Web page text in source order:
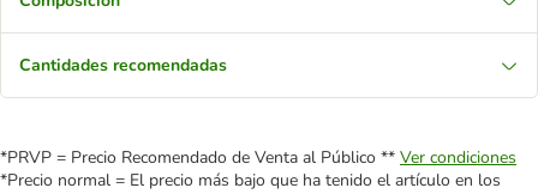
Cantidades recomendadas
*PRVP = Precio Recomendado de Venta al Público ** Ver condiciones
*Precio normal = El precio más bajo que ha tenido el artículo en los